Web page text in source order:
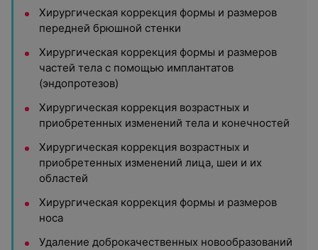
Хирургическая коррекция формы и размеров
передней брюшной стенки
Хирургическая коррекция формы и размеров
частей тела с помощью имплантатов
(эндопротезов)
Хирургическая коррекция возрастных и
приобретенных изменений тела и конечностей
Хирургическая коррекция возрастных и
приобретенных изменений лица, шеи и их
областей
Хирургическая коррекция формы и размеров
носа
Удаление доброкачественных новообразований